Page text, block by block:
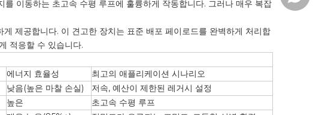
이동하는 초고속 수평 루프에 훌륭하게 작동합니다. 그러나 매우 복잡
제공합니다. 이 견고한 장치는 표준 배포 페이로드를 완벽하게 처리합
적응할 수 있습니다.
에너지 효율성
최고의 애플리케이션 시나리오
낮음(높은 마찰 손실)
저속, 예산이 제한된 레거시 설정
높은
초고속 수평 루프